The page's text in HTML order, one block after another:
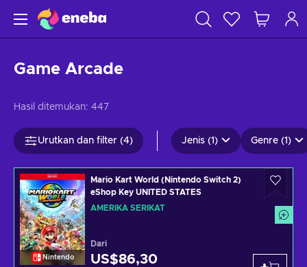
Game Arcade
Hasil ditemukan: 447
Urutkan dan filter (4) Jenis (1) Genre (1)
Nintendo
Mario Kart World (Nintendo Switch 2)
eShop Key UNITED STATES
AMERIKA SERIKAT
Dari
US$86,30